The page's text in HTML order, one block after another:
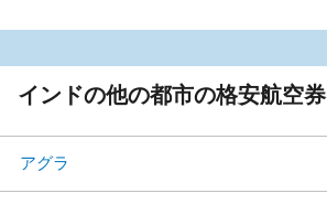
インドの他の都市の格安航空券
アグラ